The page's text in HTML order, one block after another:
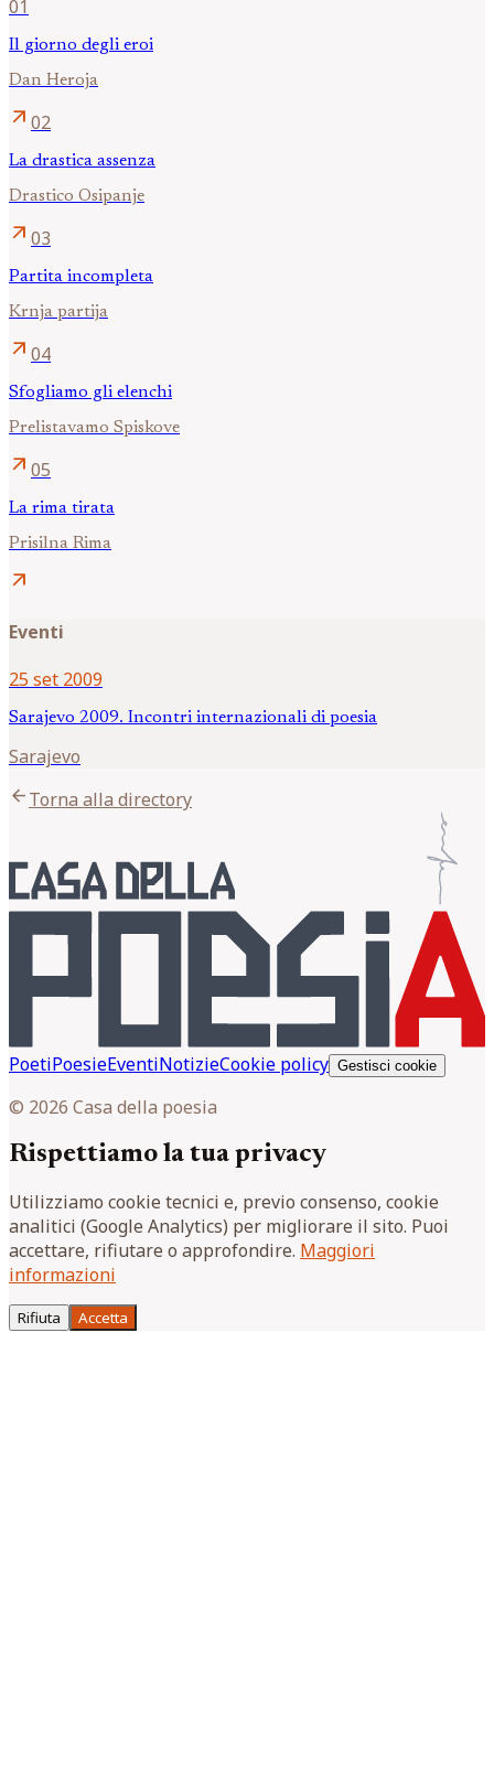
01
Il giorno degli eroi
Dan Heroja
arrow_outward 02
La drastica assenza
Drastico Osipanje
arrow_outward 03
Partita incompleta
Krnja partija
arrow_outward 04
Sfogliamo gli elenchi
Prelistavamo Spiskove
arrow_outward 05
La rima tirata
Prisilna Rima
arrow_outward
Eventi
25 set 2009
Sarajevo 2009. Incontri internazionali di poesia
Sarajevo
arrow_backTorna alla directory
PoetiPoesieEventiNotizieCookie policy Gestisci cookie
© 2026 Casa della poesia
Rispettiamo la tua privacy
Utilizziamo cookie tecnici e, previo consenso, cookie
analitici (Google Analytics) per migliorare il sito. Puoi
accettare, rifiutare o approfondire. Maggiori
informazioni
Rifiuta Accetta